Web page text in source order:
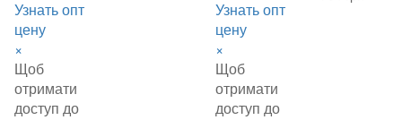
Узнать опт
цену
×
Щоб
отримати
доступ до
Узнать опт
цену
×
Щоб
отримати
доступ до